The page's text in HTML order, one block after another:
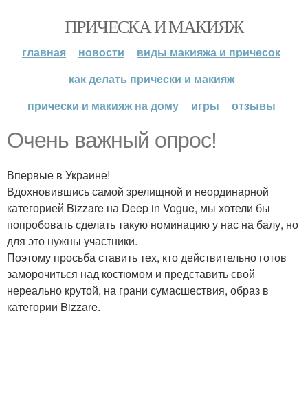
ПРИЧЕСКА И МАКИЯЖ
главная новости
виды макияжа и причесок
как делать прически и макияж
прически и макияж на дому
игры отзывы
Очень важный опрос!
Впервые в Украине!
Вдохновившись самой зрелищной и неординарной
категорией Bizzare на Deep in Vogue, мы хотели бы
попробовать сделать такую номинацию у нас на балу, но
для это нужны участники.
Поэтому просьба ставить тех, кто действительно готов
заморочиться над костюмом и представить свой
нереально крутой, на грани сумасшествия, образ в
категории Bizzare.